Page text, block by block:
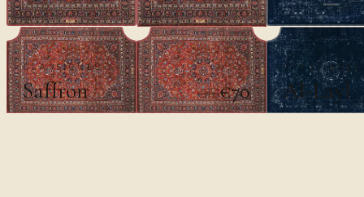
CLASSIQUES
Saffron €100€70
CLASSIQUES
Al-Layl